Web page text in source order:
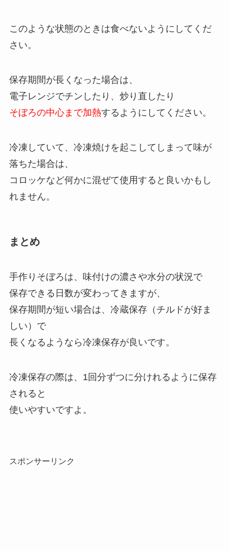
このような状態のときは食べないようにしてくだ
さい。
保存期間が長くなった場合は、
電子レンジでチンしたり、炒り直したり
そぼろの中心まで加熱するようにしてください。
冷凍していて、冷凍焼けを起こしてしまって味が
落ちた場合は、
コロッケなど何かに混ぜて使用すると良いかもし
れません。
まとめ
手作りそぼろは、味付けの濃さや水分の状況で
保存できる日数が変わってきますが、
保存期間が短い場合は、冷蔵保存（チルドが好ま
しい）で
長くなるようなら冷凍保存が良いです。
冷凍保存の際は、1回分ずつに分けれるように保存
されると
使いやすいですよ。
スポンサーリンク